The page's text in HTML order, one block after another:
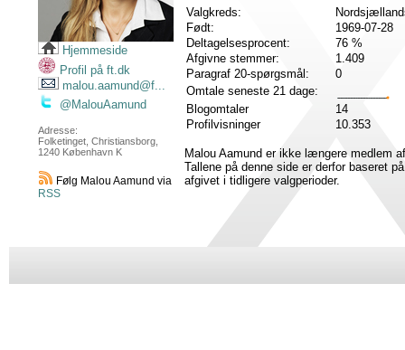
Hjemmeside
Profil på ft.dk
malou.aamund@f...
@MalouAamund
Adresse:
Folketinget, Christiansborg,
1240 København K
Følg Malou Aamund via
RSS
Valgkreds:
Født:
1969-07-28
Deltagelsesprocent:
76 %
Afgivne stemmer:
1.409
Paragraf 20-spørgsmål:
0
Omtale seneste 21 dage:
Blogomtaler
14
Profilvisninger
10.353
Malou Aamund er ikke længere medlem
Tallene på denne side er derfor baseret
afgivet i tidligere valgperioder.